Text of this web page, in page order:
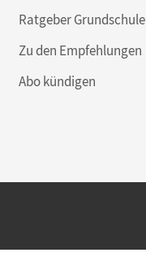
Ratgeber Grundschule
Zu den Empfehlungen
Abo kündigen